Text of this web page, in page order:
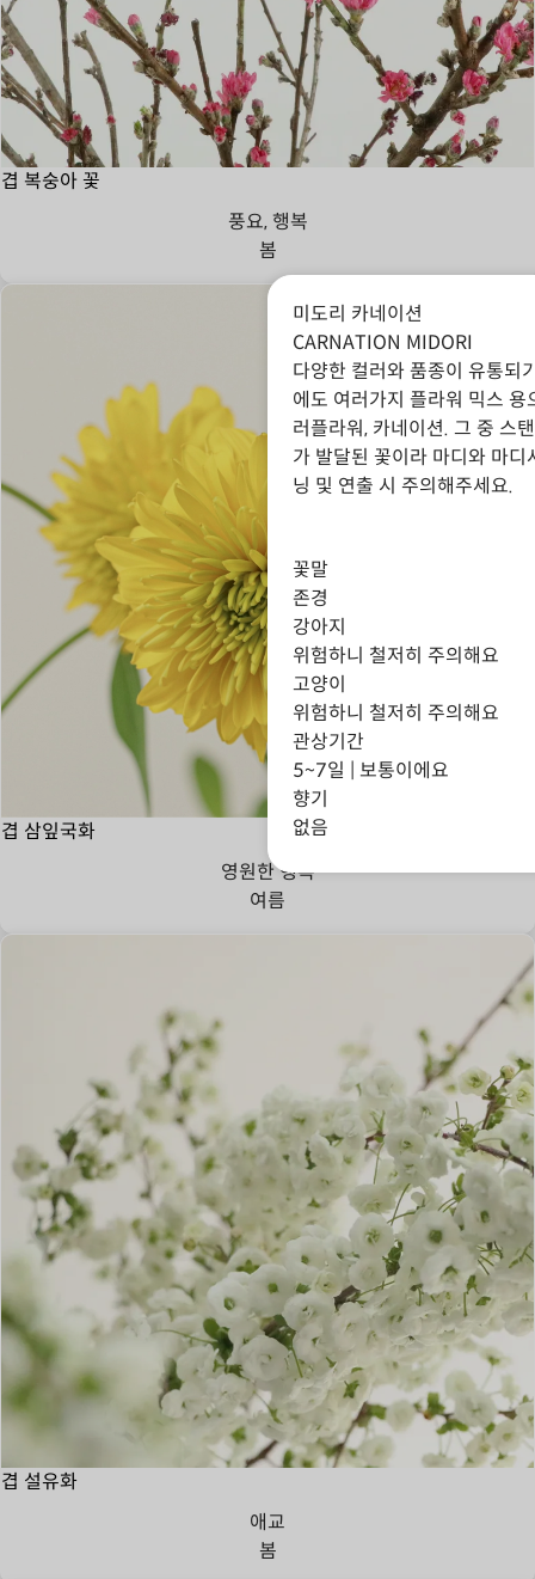
겹 복숭아 꽃
풍요, 행복
봄
겹 삼잎국화
영원한 행복
여름
겹 설유화
애교
봄
미도리 카네이션
CARNATION MIDORI
다양한 컬러와 품종이 유통되
에도 여러가지 플라워 믹스
러플라워, 카네이션. 그 중 스
가 발달된 꽃이라 마디와 마
닝 및 연출 시 주의해주세요.
꽃말
존경
강아지
위험하니 철저히 주의해요
고양이
위험하니 철저히 주의해요
관상기간
5~7일 | 보통이에요
향기
없음